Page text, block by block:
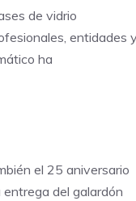
de vidrio
entidades
ha
el 25 aniversario
del galardón